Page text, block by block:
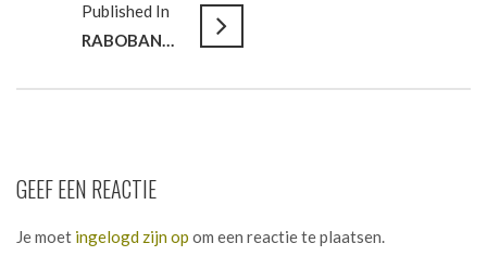
Published In
RABOBANK REGIO DEN HAAG // In verbinding met klanten en collega’s
GEEF EEN REACTIE
Je moet ingelogd zijn op om een reactie te plaatsen.